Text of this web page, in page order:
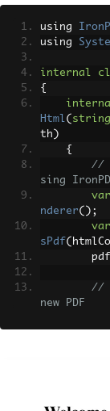
using
using
internal
{
Html( string
th )
{
//
sing
var
nderer();
var
sPdf(
        pdf
//
new PDF